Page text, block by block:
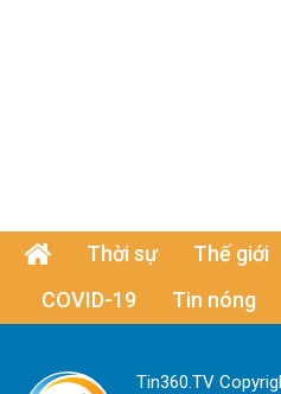
Thời sự Thế giới
COVID-19
Tin nóng
Tin360.TV